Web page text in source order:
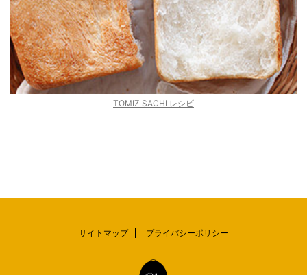
TOMIZ SACHI レシピ
サイトマップ プライバシーポリシー